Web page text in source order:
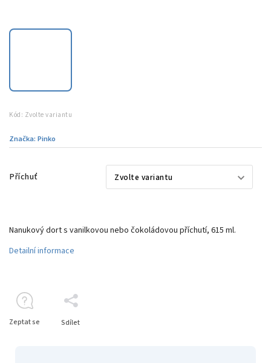
Kód: Zvolte variantu
Značka: Pinko
Příchuť
Nanukový dort s vanilkovou nebo čokoládovou příchutí, 615 ml.
Detailní informace
Zeptat se Sdílet